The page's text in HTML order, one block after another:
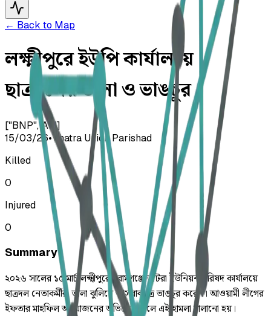
← Back to Map
লক্ষ্মীপুরে ইউপি কার্যালয়ে
ছাত্রদলের তালা ও ভাঙচুর
["BNP","AL"]
15/03/26•Vhatra Union Parishad
Killed
0
Injured
0
Summary
২০২৬ সালের ১৫ মার্চ লক্ষ্মীপুরের রামগঞ্জে ভাটরা ইউনিয়ন পরিষদ কার্যালয়ে
ছাত্রদল নেতাকর্মীরা তালা ঝুলিয়ে আসবাবপত্র ভাঙচুর করেন। আওয়ামী লীগের
ইফতার মাহফিল আয়োজনের অভিযোগ তুলে এই হামলা চালানো হয়।